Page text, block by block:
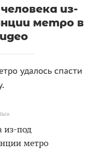
из-
метро в
удалось спасти
из-под
метро